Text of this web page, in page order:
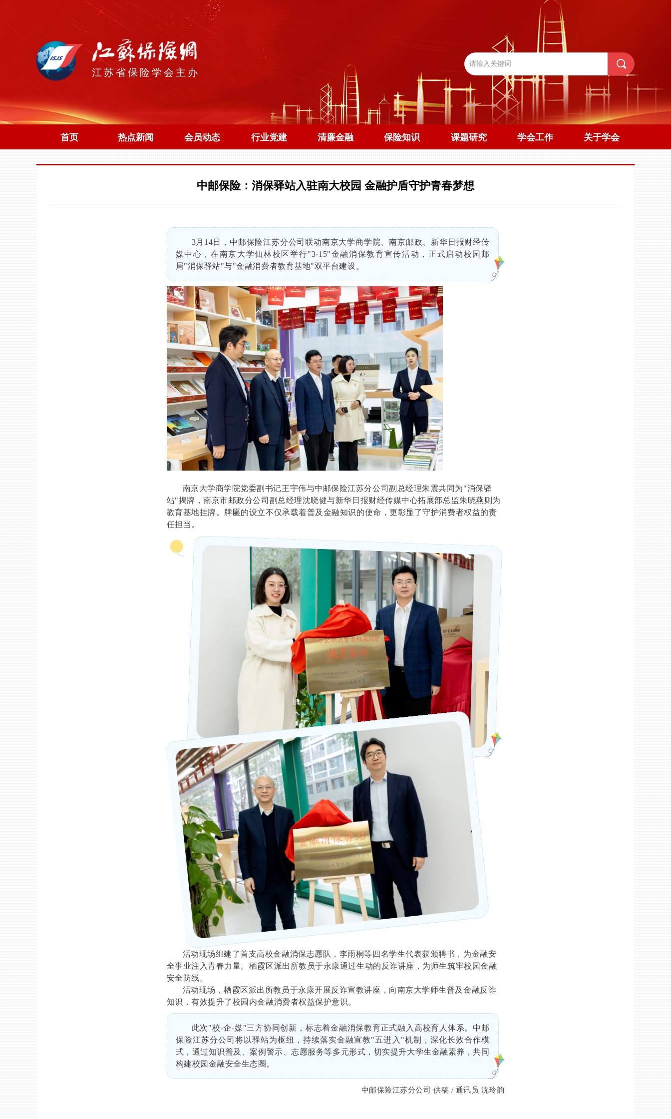
首页 热点新闻 会员动态 行业党建 清廉金融 保险知识 课题研究 学会工作 关于学会
江苏省保险学会主办
끠
中邮保险：消保驿站入驻南大校园 金融护盾守护青春梦想
3月14日，中邮保险江苏分公司联动南京大学商学院、南京邮政、新华日报财经传
媒中心，在南京大学仙林校区举行"3·15"金融消保教育宣传活动，正式启动校园邮
局"消保驿站"与"金融消费者教育基地"双平台建设。
南京大学商学院党委副书记王宇伟与中邮保险江苏分公司副总经理朱震共同为"消保驿
站"揭牌，南京市邮政分公司副总经理沈晓健与新华日报财经传媒中心拓展部总监朱晓燕则为
教育基地挂牌。牌匾的设立不仅承载着普及金融知识的使命，更彰显了守护消费者权益的责
任担当。
活动现场组建了首支高校金融消保志愿队，李雨桐等四名学生代表获颁聘书，为金融安
全事业注入青春力量。栖霞区派出所教员于永康通过生动的反诈讲座，为师生筑牢校园金融
安全防线。
活动现场，栖霞区派出所教员于永康开展反诈宣教讲座，向南京大学师生普及金融反诈
知识，有效提升了校园内金融消费者权益保护意识。
此次"校-企-媒"三方协同创新，标志着金融消保教育正式融入高校育人体系。中邮
保险江苏分公司将以驿站为枢纽，持续落实金融宣教"五进入"机制，深化长效合作模
式，通过知识普及、案例警示、志愿服务等多元形式，切实提升大学生金融素养，共同
构建校园金融安全生态圈。
中邮保险江苏分公司 供稿 / 通讯员 沈玲韵